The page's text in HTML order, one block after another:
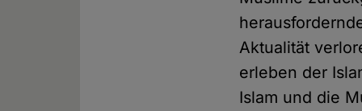
Aktualität
erleben der
Islam und die